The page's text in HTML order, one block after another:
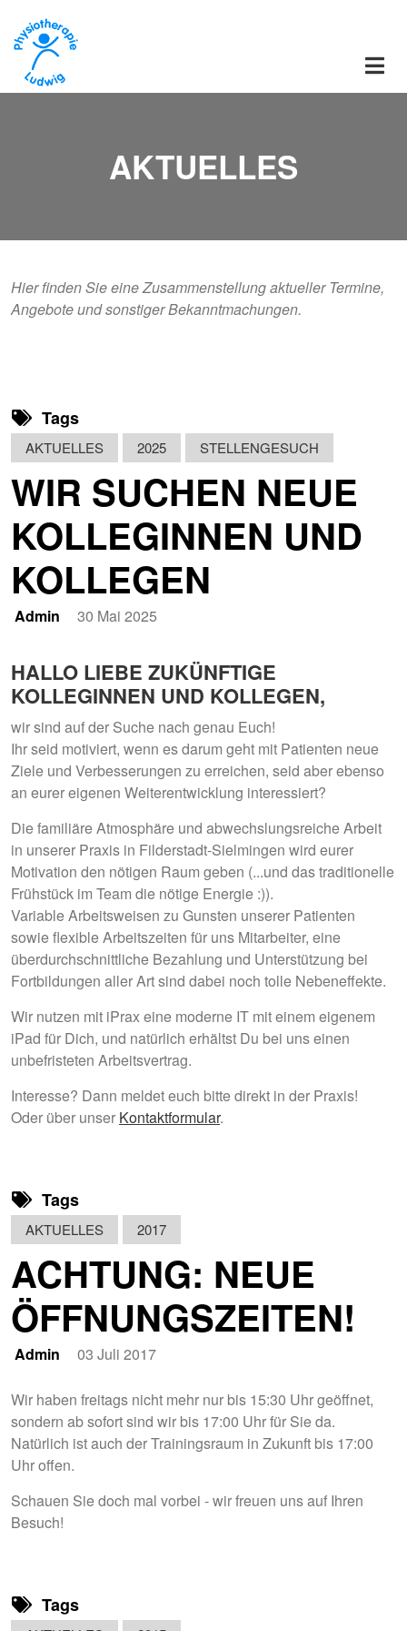
AKTUELLES
Hier finden Sie eine Zusammenstellung aktueller Termine,
Angebote und sonstiger Bekanntmachungen.
Tags
AKTUELLES 2025 STELLENGESUCH
WIR SUCHEN NEUE
KOLLEGINNEN UND
KOLLEGEN
Admin 30 Mai 2025
HALLO LIEBE ZUKÜNFTIGE
KOLLEGINNEN UND KOLLEGEN,
wir sind auf der Suche nach genau Euch!
Ihr seid motiviert, wenn es darum geht mit Patienten neue
Ziele und Verbesserungen zu erreichen, seid aber ebenso
an eurer eigenen Weiterentwicklung interessiert?
Die familiäre Atmosphäre und abwechslungsreiche Arbeit
in unserer Praxis in Filderstadt-Sielmingen wird eurer
Motivation den nötigen Raum geben (...und das traditionelle
Frühstück im Team die nötige Energie :)).
Variable Arbeitsweisen zu Gunsten unserer Patienten
sowie flexible Arbeitszeiten für uns Mitarbeiter, eine
überdurchschnittliche Bezahlung und Unterstützung bei
Fortbildungen aller Art sind dabei noch tolle Nebeneffekte.
Wir nutzen mit iPrax eine moderne IT mit einem eigenem
iPad für Dich, und natürlich erhältst Du bei uns einen
unbefristeten Arbeitsvertrag.
Interesse? Dann meldet euch bitte direkt in der Praxis!
Oder über unser Kontaktformular.
Tags
AKTUELLES 2017
ACHTUNG: NEUE
ÖFFNUNGSZEITEN!
Admin 03 Juli 2017
Wir haben freitags nicht mehr nur bis 15:30 Uhrgeöffnet,
sondern ab sofort sind wir bis 17:00 Uhrfür Sie da.
Natürlich ist auch der Trainingsraum in Zukunft bis 17:00
Uhr offen.
Schauen Sie doch mal vorbei - wir freuen uns auf Ihren
Besuch!
Tags